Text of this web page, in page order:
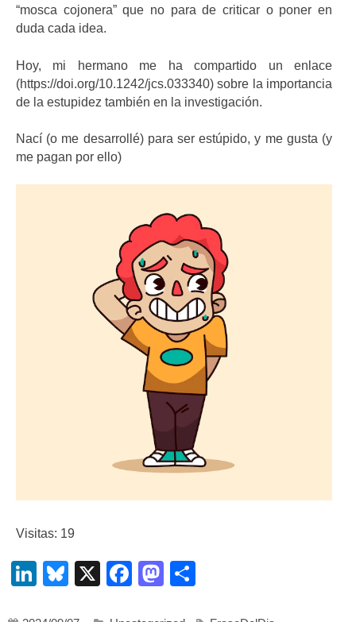
“mosca cojonera” que no para de criticar o poner en
duda cada idea.
Hoy, mi hermano me ha compartido un enlace
(https://doi.org/10.1242/jcs.033340) sobre la importancia
de la estupidez también en la investigación.
Nací (o me desarrollé) para ser estúpido, y me gusta (y
me pagan por ello)
Visitas: 19
LinkedIn
Bluesky
X Facebook
Mastodon